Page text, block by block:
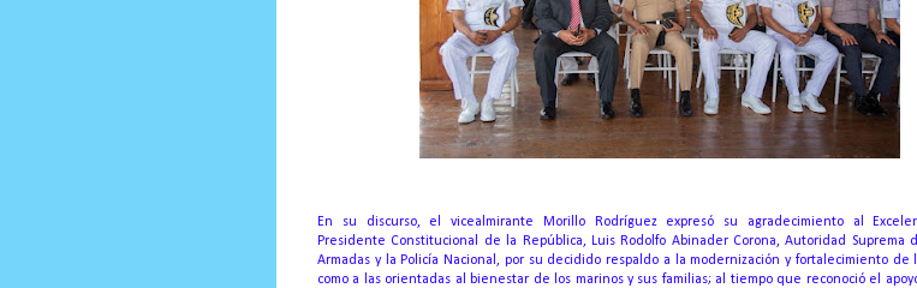
En su discurso, el vicealmirante Morillo Rodríguez expresó su agradecimiento al
Presidente Constitucional de la República, Luis Rodolfo Abinader Corona, Autoridad Suprema
Armadas y la Policía Nacional, por su decidido respaldo a la modernización y fortalecimiento de
como a las orientadas al bienestar de los marinos y sus familias; al tiempo que reconoció el